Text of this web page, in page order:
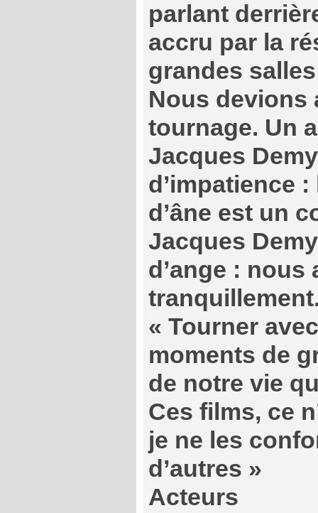
parlant
accru par la
grandes
Nous devions
tournage. Un
Jacques
d’impatience
d’âne est un
Jacques
d’ange : nous
« Tourner
moments de
de notre vie
Ces films, ce
je ne les
d’autres »
Acteurs